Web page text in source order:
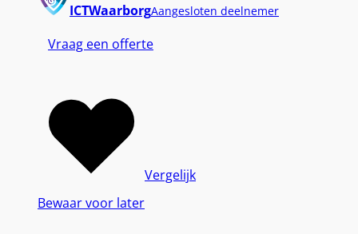
ICTWaarborgAangesloten deelnemer
Vraag een offerte
Bewaar voor later
Vergelijk